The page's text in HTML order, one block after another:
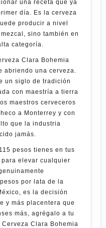
una receta que ya
día. Es la cerveza
producir a nivel
sino también en
categoría.
Clara Bohemia
abriendo una cerveza.
un siglo de tradición
con maestría a tierra
maestros cerveceros
a Monterrey y con
que la industria
jamás.
pesos tienes en tus
elevar cualquier
por lata de la
es la decisión
y más placentera que
más, agrégalo a tu
Cerveza Clara Bohemia